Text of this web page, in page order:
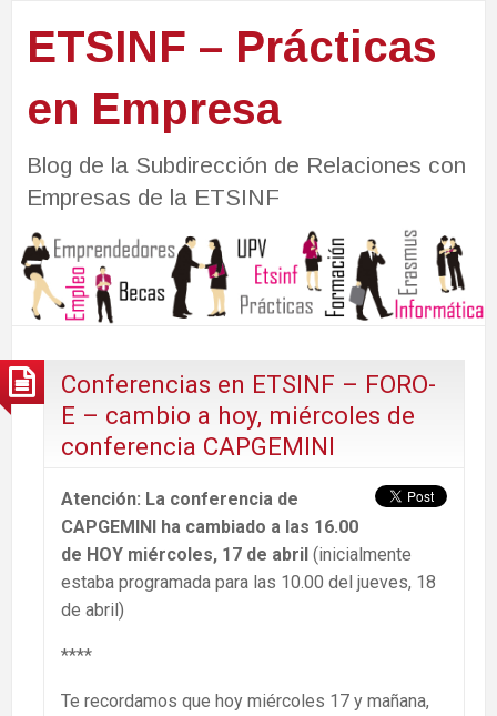
ETSINF – Prácticas
en Empresa
Blog de la Subdirección de Relaciones con
Empresas de la ETSINF
Conferencias en ETSINF – FORO-
E – cambio a hoy, miércoles de
conferencia CAPGEMINI
Atención: La conferencia de
CAPGEMINI ha cambiado a las 16.00
de HOY miércoles, 17 de abril (inicialmente
estaba programada para las 10.00 del jueves, 18
de abril)
****
Te recordamos que hoy miércoles 17 y mañana,